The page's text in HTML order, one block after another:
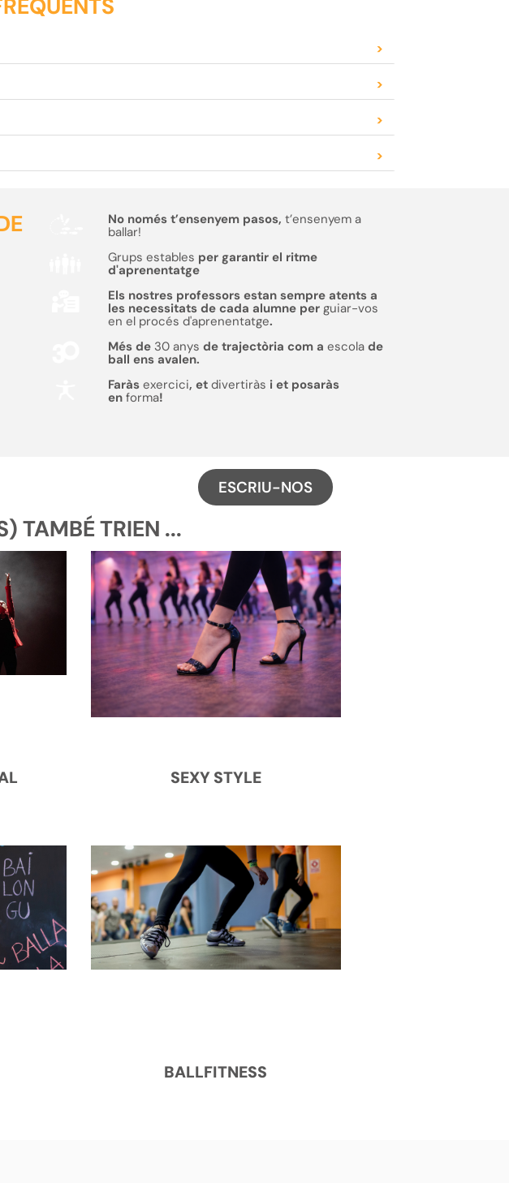
>
>
>
>
No només t’ensenyem pasos, t’ensenyem a
ballar!
Grups estables per garantir el ritme
d'aprenentatge
Els nostres professors estan sempre atents a
les necessitats de cada alumne per guiar-vos
en el procés d'aprenentatge.
Més de 30 anys de trajectòria com a escolade
ball ens avalen.
Faràs exercici, et divertiràs i et posaràs
en forma!
ESCRIU-NOS
TAMBÉ TRIEN ...
SEXY STYLE
BALLFITNESS